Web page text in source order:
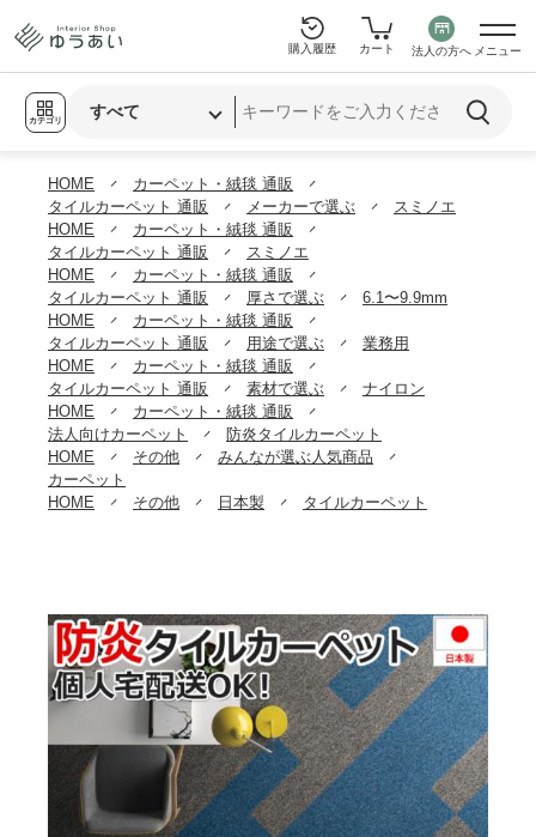
カテゴリ
購入履歴 カート 法人の方へ メニュー
HOME
カーペット・絨毯 通販
タイルカーペット 通販
メーカーで選ぶ
スミノエ
HOME
カーペット・絨毯 通販
タイルカーペット 通販
スミノエ
HOME
カーペット・絨毯 通販
タイルカーペット 通販
厚さで選ぶ
6.1〜9.9mm
HOME
カーペット・絨毯 通販
タイルカーペット 通販
用途で選ぶ
業務用
HOME
カーペット・絨毯 通販
タイルカーペット 通販
素材で選ぶ
ナイロン
HOME
カーペット・絨毯 通販
法人向けカーペット
防炎タイルカーペット
HOME
その他
みんなが選ぶ人気商品
カーペット
HOME
その他 日本製 タイルカーペット